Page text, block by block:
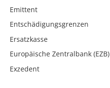
Emittent
Entschädigungsgrenzen
Ersatzkasse
Europäische Zentralbank (EZB)
Exzedent